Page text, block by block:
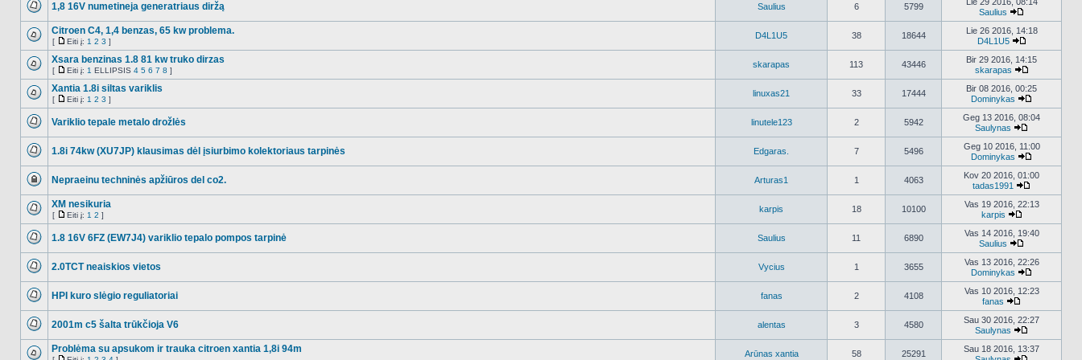
1,8 16V numetineja generatriaus diržą Saulius 6 5799
Saulius
Peržiūrėti
naujausius
pranešimus
NO_UNREAD_POSTS
Citroen C4, 1,4 benzas, 65 kw problema.
[
Eiti
į
Eiti į: 1 2 3 ]
D4L1U5 38 18644
Lie 26 2016, 14:18
D4L1U5
Peržiūrėti
naujausius
pranešimus
NO_UNREAD_POSTS
Xsara benzinas 1.8 81 kw truko dirzas
[
Eiti
į
Eiti į: 1 ELLIPSIS 4 5 6 7 8 ]
skarapas 113 43446
Bir 29 2016, 14:15
skarapas
Peržiūrėti
naujausius
pranešimus
NO_UNREAD_POSTS
Xantia 1.8i siltas variklis
[
Eiti
Eiti į: 1 2 3 ]
linuxas21 33 17444
Bir 08 2016, 00:25
Dominykas
Peržiūrėti
naujausius
Variklio tepale metalo drožlės linutele123 2 5942
Geg 13 2016, 08:04
Saulynas
Peržiūrėti
naujausius
pranešimus
1.8i 74kw (XU7JP) klausimas dėl įsiurbimo kolektoriaus tarpinės Edgaras. 7 5496
Geg 10 2016, 11:00
Dominykas
Peržiūrėti
naujausius
tema
užrakinta,
negalite
redaguoti
pranešimų
arba
atsakinėti
Nepraeinu techninės apžiūros del co2. Arturas1 1 4063
Kov 20 2016, 01:00
tadas1991
Peržiūrėti
naujausius
NO_UNREAD_POSTS
XM nesikuria
[
Eiti
Eiti į: 1 2 ]
karpis 18 10100
Vas 19 2016, 22:13
karpis
Peržiūrėti
naujausius
pranešimus
1.8 16V 6FZ (EW7J4) variklio tepalo pompos tarpinė Saulius 11 6890
Vas 14 2016, 19:40
Saulius
Peržiūrėti
naujausius
pranešimus
2.0TCT neaiskios vietos Vycius 1 3655
Vas 13 2016, 22:26
Dominykas
Peržiūrėti
naujausius
HPI kuro slėgio reguliatoriai fanas 2 4108
Vas 10 2016, 12:23
fanas
Peržiūrėti
naujausius
pranešimus
2001m c5 šalta trūkčioja V6 alentas 3 4580
Sau 30 2016, 22:27
Saulynas
Peržiūrėti
naujausius
Problėma su apsukom ir trauka citroen xantia 1,8i 94m Arūnas xantia 58 25291
Sau 18 2016, 13:37